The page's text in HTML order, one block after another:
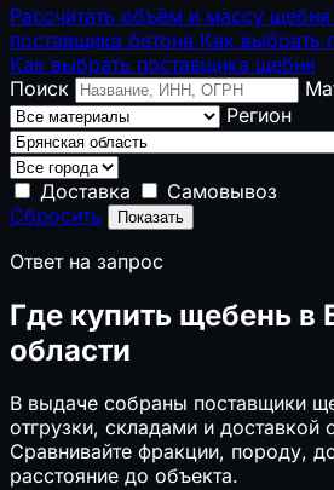
Рассчитать объём и массу щебня
поставщика бетона Как выбрать
Как выбрать поставщика щебня
Поиск
Регион
Доставка
Самовывоз
Сбросить
Показать
Ответ на запрос
Где купить щебень в
области
В выдаче собраны поставщики
отгрузки, складами и доставкой
Сравнивайте фракции, породу,
расстояние до объекта.